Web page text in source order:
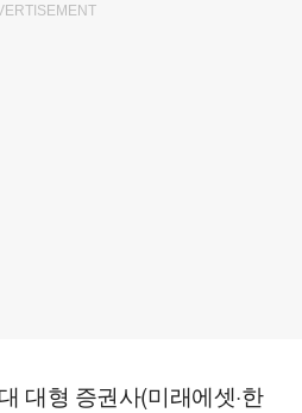
대형 증권사(미래에셋·한